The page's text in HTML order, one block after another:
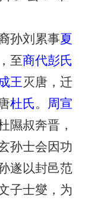
孙刘累事夏
至商代彭氏
王灭唐，迁
杜氏。
周宣
隰叔奔晋，
孙士会因功
遂以封邑范
子士燮，为